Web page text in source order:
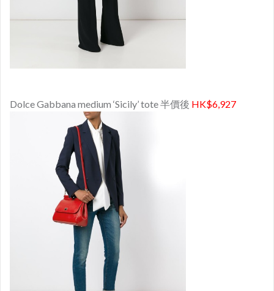
Dolce Gabbana medium ‘Sicily’ tote 半價後 HK$6,927